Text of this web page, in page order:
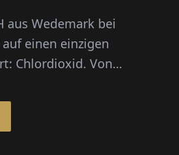
aus Wedemark bei
einen einzigen
Chlordioxid. Von